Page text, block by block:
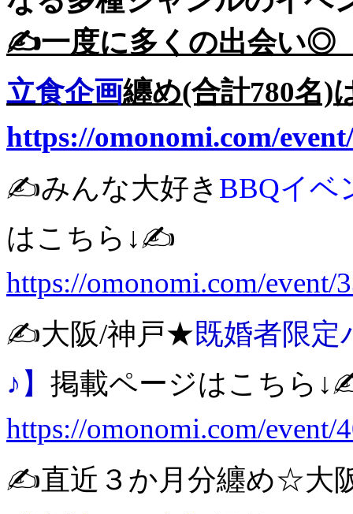
✍️一度に多くの出会い◎
立食企画纏め(合計780名
https://omonomi.com/
✍️みんな大好き BBQイベ
はこちら↓✍️
https://omonomi.com/event/
✍️大阪/神戸★既婚者限
♪】 掲載ページはこちら
https://omonomi.com/event/
✍️直近３か月分纏め☆大